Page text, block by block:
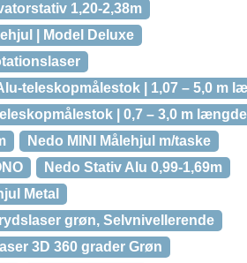
1,20-2,38m
| Model Deluxe
teleskopmålestok | 1,07 – 5,0 m
| 0,7 – 3,0 m
Nedo MINI Målehjul m/taske
Nedo Stativ Alu 0,99-1,69m
Metal
grøn, Selvnivellerende
3D 360 grader Grøn